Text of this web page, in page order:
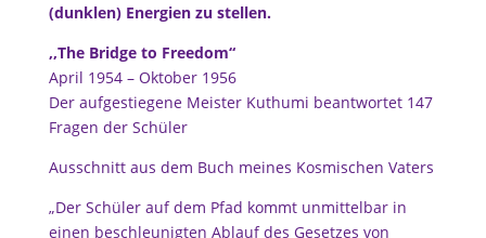
(dunklen) Energien zu stellen.
,,The Bridge to Freedom“
April 1954 – Oktober 1956
Der aufgestiegene Meister Kuthumi beantwortet 147
Fragen der Schüler
Ausschnitt aus dem Buch meines Kosmischen Vaters
„Der Schüler auf dem Pfad kommt unmittelbar in
einen beschleunigten Ablauf des Gesetzes von